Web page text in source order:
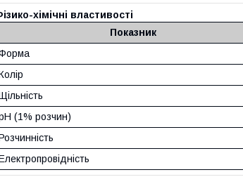
хімічні властивості
Показник
(1% розчин)